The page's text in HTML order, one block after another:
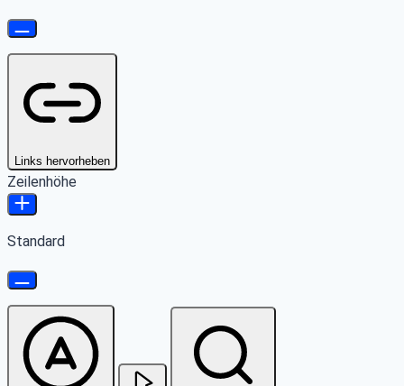
Links hervorheben
Zeilenhöhe
Standard